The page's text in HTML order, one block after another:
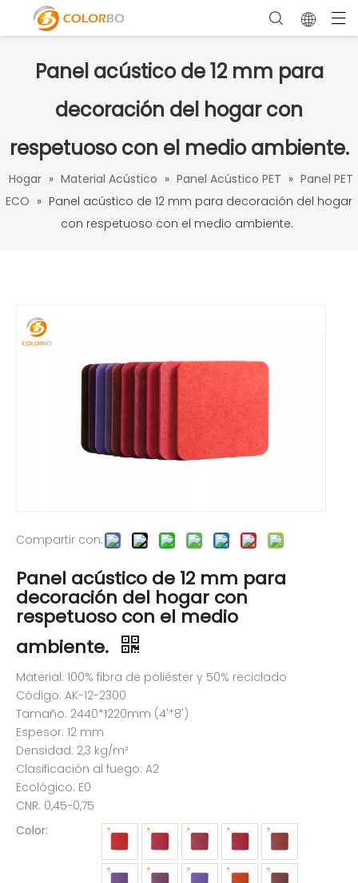
Panel acústico de 12 mm para
decoración del hogar con
respetuoso con el medio ambiente.
Hogar » Material Acústico » Panel Acústico PET » Panel PET
ECO » Panel acústico de 12 mm para decoración del hogar
con respetuoso con el medio ambiente.
Compartir con:
Panel acústico de 12 mm para
decoración del hogar con
respetuoso con el medio
ambiente.
Material: 100% fibra de poliéster y 50% reciclado
Código: AK-12-2300
Tamaño: 2440*1220mm (4'*8')
Espesor: 12 mm
Densidad: 2,3 kg/m²
Clasificación al fuego: A2
Ecológico: E0
CNR: 0,45-0,75
Color: